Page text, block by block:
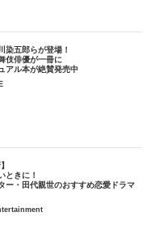
染五郎らが登場！
伎俳優が一冊に
アル本が絶賛発売中
ときに！
ー・田代親世のおすすめ恋愛ドラマ